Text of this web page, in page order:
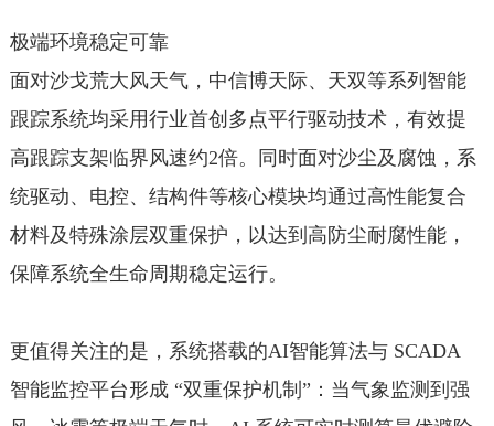
极端环境稳定可靠
面对沙戈荒大风天气，中信博天际、天双等系列智能
跟踪系统均采用行业首创多点平行驱动技术，有效提
高跟踪支架临界风速约2倍。同时面对沙尘及腐蚀，系
统驱动、电控、结构件等核心模块均通过高性能复合
材料及特殊涂层双重保护，以达到高防尘耐腐性能，
保障系统全生命周期稳定运行。
更值得关注的是，系统搭载的AI智能算法与 SCADA
智能监控平台形成 “双重保护机制”：当气象监测到强